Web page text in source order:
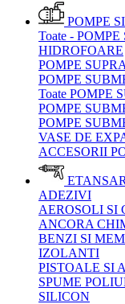
POMPE
Toate -
HIDROFOARE
POMPE
POMPE
Toate POMPE
POMPE
POMPE
VASE DE
ACCESORII
ADEZIVI
AEROSOLI SI
ANCORA
BENZI SI
IZOLANTI
PISTOALE SI
SPUME
SILICON